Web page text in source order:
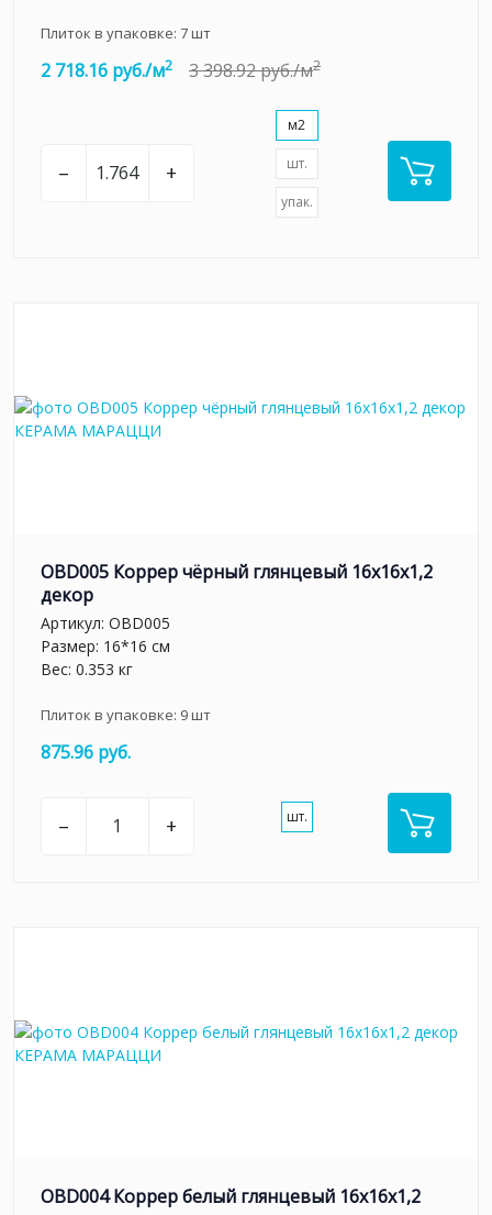
Плиток в упаковке: 7шт
2 718.16 руб./м2 3 398.92 руб./м2
– +
м2
шт.
упак.
OBD005 Коррер чёрный глянцевый 16x16x1,2
декор
Артикул: OBD005
Размер: 16*16 см
Вес: 0.353 кг
Плиток в упаковке: 9шт
875.96 руб.
– + шт.
OBD004 Коррер белый глянцевый 16x16x1,2